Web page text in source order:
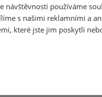
návštěvnosti používáme
s našimi reklamními a
které jste jim poskytli